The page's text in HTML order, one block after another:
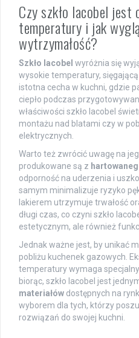
Czy szkło lacobel jest
temperatury i jak
wytrzymałość?
Szkło lacobel wyróżnia się
wysokie temperatury,
istotna cecha w kuchni, gdzie
ciepło podczas
właściwości szkło lacobel
montażu nad blatami czy w
elektrycznych.
Warto też zwrócić uwagę na
produkowane są z
odporność na uderzenia i
samym minimalizuje ryzyko
lakierem utrzymuje trwałość
długi czas, co czyni szkło
estetycznym, ale również
Jednak ważne jest, by unikać
pobliżu kuchenek gazowych.
temperatury wymaga
biorąc, szkło lacobel jest
materiałów dostępnych na
wyborem dla tych, którzy
rozwiązań do swojej kuchni.